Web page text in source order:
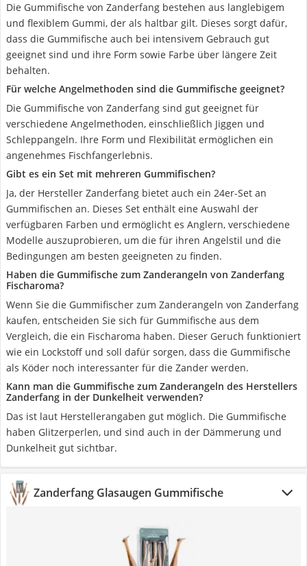
Die Gummifische von Zanderfang bestehen aus langlebigem
und flexiblem Gummi, der als haltbar gilt. Dieses sorgt dafür,
dass die Gummifische auch bei intensivem Gebrauch gut
geeignet sind und ihre Form sowie Farbe über längere Zeit
behalten.
Für welche Angelmethoden sind die Gummifische geeignet?
Die Gummifische von Zanderfang sind gut geeignet für
verschiedene Angelmethoden, einschließlich Jiggen und
Schleppangeln. Ihre Form und Flexibilität ermöglichen ein
angenehmes Fischfangerlebnis.
Gibt es ein Set mit mehreren Gummifischen?
Ja, der Hersteller Zanderfang bietet auch ein 24er-Set an
Gummifischen an. Dieses Set enthält eine Auswahl der
verfügbaren Farben und ermöglicht es Anglern, verschiedene
Modelle auszuprobieren, um die für ihren Angelstil und die
Bedingungen am besten geeigneten zu finden.
Haben die Gummifische zum Zanderangeln von Zanderfang
Fischaroma?
Wenn Sie die Gummifischer zum Zanderangeln von Zanderfang
kaufen, entscheiden Sie sich für Gummifische aus dem
Vergleich, die ein Fischaroma haben. Dieser Geruch funktioniert
wie ein Lockstoff und soll dafür sorgen, dass die Gummifische
als Köder noch interessanter für die Zander werden.
Kann man die Gummifische zum Zanderangeln des Herstellers
Zanderfang in der Dunkelheit verwenden?
Das ist laut Herstellerangaben gut möglich. Die Gummifische
haben Glitzerperlen, und sind auch in der Dämmerung und
Dunkelheit gut sichtbar.
Zanderfang Glasaugen Gummifische